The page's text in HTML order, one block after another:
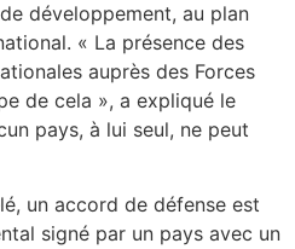
développement, au plan
« La présence des
auprès des Forces
de cela », a expliqué le
pays, à lui seul, ne peut
un accord de défense est
signé par un pays avec un